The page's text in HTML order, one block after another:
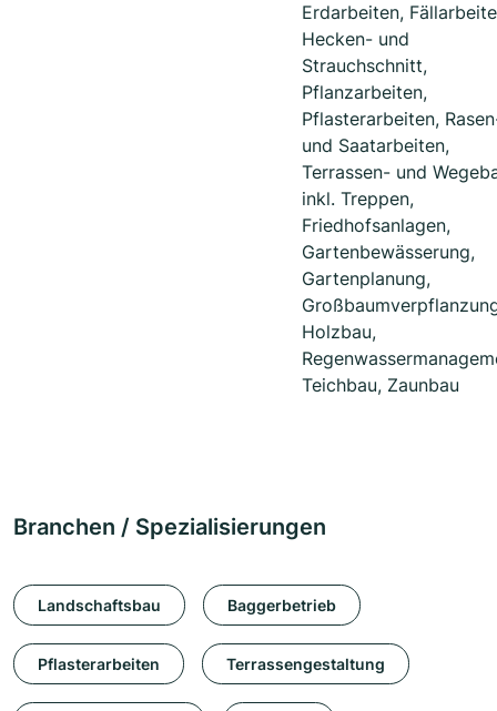
Erdarbeiten,
Hecken- und
Strauchschnitt,
Pflanzarbeiten,
Pflasterarbeiten,
und Saatarbeiten,
Terrassen- und
inkl. Treppen,
Friedhofsanlagen,
Gartenbewässerung,
Gartenplanung,
Holzbau,
Teichbau, Zaunbau
Branchen / Spezialisierungen
Landschaftsbau Baggerbetrieb
Pflasterarbeiten Terrassengestaltung